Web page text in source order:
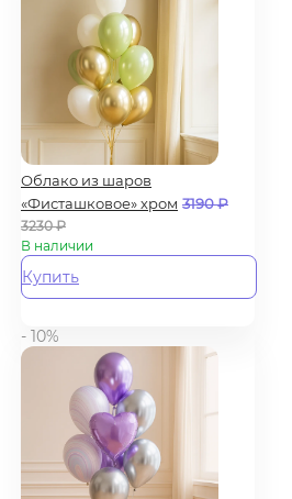
Облако из шаров
«Фисташковое» хром 3190₽
3230₽
В наличии
Купить
- 10%